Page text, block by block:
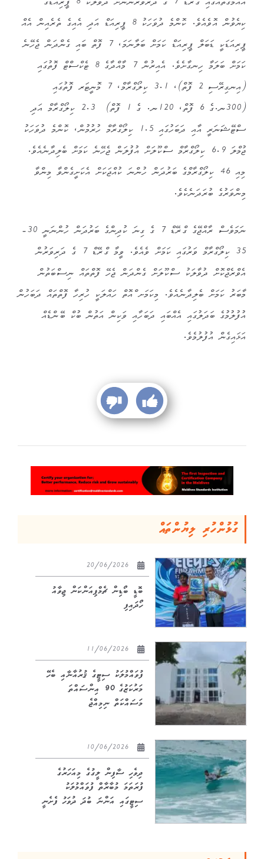
ކިޔެވުން އޮވެއެވެ. ކޮންމެ ދުވަހަކު 8 ޕީރިއަޑް އަދި އެއިގެ ތެރެއިން އެއް
ޕީރިއަޑަކީ ޑަބަލް ޕީރިއަޑް ކަމަށް ބަލާނަމަ، 7 ފޮތް ބައި ގެންދަން ޖެހޭނެ
ކަމަށް ބަލަމާ ހިނގާށެވެ. އެއިރުން 7 މާއްދާގެ 8 ޓެކްސްޓް ފޮތުގައި
(އިނގިރޭސި 2 ފޮތް)، 3.1 ކިލޯގްރާމް، 7 މޮނީޓަރ ފޮތުގައި
(300ނ.ގެ 6 ފޮތް، 120ނ. ގެ 1 ފޮތް) 2.3 ކިލޯގްރާމް އަދި
ސްޓޭޝަނަރީ އާއި ދަބަހުގައި 1.5 ކިލޯގްރާމް ހުރުމުން، ކޮންމެ ދުވަހަކު
ޖުމްލަ 6.9 ކިލޯގްރާމް ސްކޫލަށް އުފުލަން ޖެހޭނެ ކަމަށް ބެލިދާނެއެވެ.
މިއި 46 ކިލޯގްރާމްގެ ބަރުދަން ހުންނަ ކުއްޖަކަށް އެކަށީގެންވާ މިންވާ
މިންވަރުގެ ބުރަދަނެކެވެ.
ނަމަވެސް ރާއްޖޭގެ ގްރޭޑް 7 ގެ ގިނަ ކުދިންގެ ބަރުދަން ހުންނަނީ 30-
35 ކިލޯގްރާމް ވަރުގައި ކަމަށް ވެއެވެ. ވީމާ ގްރޭޑް 7 ގެ ދަރިވަރުން
އެވްރެޖްކޮށް ދުވާލަކު ސްކޫލަށް ގެންދަން ޖެހޭ ފޮތްތައް ނިސްބަތުން
މާބަރު ކަމަށް ބެލިދާނެއެވެ. މިކަމަށ ްއޮތް ހައްލަކީ ހުރިހާ ފޮތްތައް ދަބަހުން
އުފުލުމުގެ ބަދަލުގައި އެއްބައި ދަބަހާއި ވަކިން އަތުން ބުކް ބޭންޑެއް
އަޅައިގެން އުފުލުމެވެ.
ގުޅުންހުރި ލިޔުންތައް
ބޮޑީ ބޯޑިން ޗެމްޕިއަންކަން ޖިވާއު
ހޯދައިފި
ފުވައްމުލަކު ސިޓީގެ ޤުރުއާނާއި ބެހޭ
މަރުކަޒުގެ 90 އިންސައްތަ
މަސައްކަތް ނިމިއްޖެ
ދިވެހި ސާފިން ލީގުގެ މިއަހަރުގެ
ފުރަތަމަ މުބާރާތް ފުވައްމުލަކު
ސިޓީގައި އަންނަ ބުދަ ދުވަހު ފެށެނީ